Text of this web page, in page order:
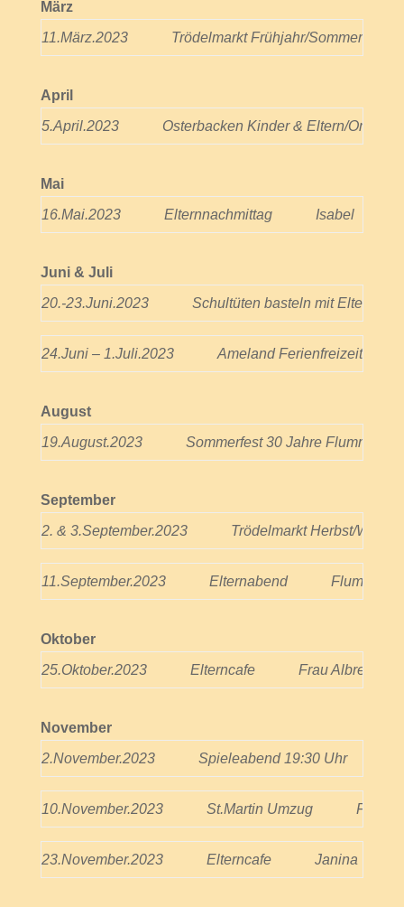
März
11.März.2023
Trödelmarkt Frühjahr/Sommer
April
5.April.2023
Osterbacken Kinder & Eltern/Oma/
Mai
16.Mai.2023
Elternnachmittag Isabel
Juni & Juli
20.-23.Juni.2023
Schultüten basteln mit Eltern
24.Juni – 1.Juli.2023 Ameland Ferienfreizeit
August
19.August.2023
Sommerfest 30 Jahre Flummi
September
2. & 3.September.2023
Trödelmarkt Herbst/Winter
11.September.2023 Elternabend Flummi-
Oktober
25.Oktober.2023
Elterncafe Frau Albrecht
November
2.November.2023
Spieleabend 19:30 Uhr
10.November.2023 St.Martin Umzug
23.November.2023 Elterncafe Janina